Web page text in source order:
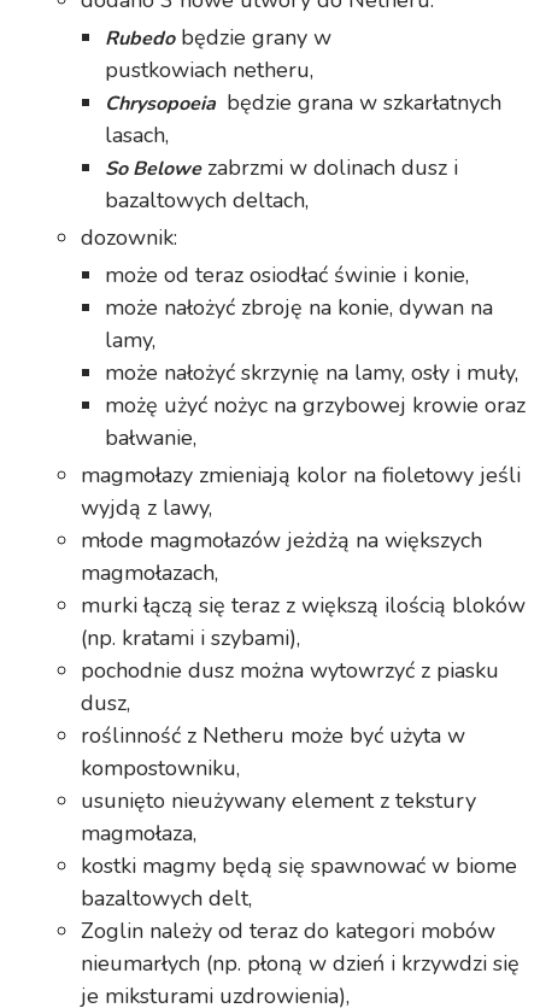
Rubedobędzie grany w
pustkowiach netheru,
Chrysopoeia będzie grana w szkarłatnych
lasach,
So Belowezabrzmi w dolinach dusz i
bazaltowych deltach,
dozownik:
może od teraz osiodłać świnie i konie,
może nałożyć zbroję na konie, dywan na
lamy,
może nałożyć skrzynię na lamy, osły i muły,
możę użyć nożyc na grzybowej krowie oraz
bałwanie,
magmołazy zmieniają kolor na fioletowy jeśli
wyjdą z lawy,
młode magmołazów jeżdżą na większych
magmołazach,
murki łączą się teraz z większą ilością bloków
(np. kratami i szybami),
pochodnie dusz można wytowrzyć z piasku
dusz,
roślinność z Netheru może być użyta w
kompostowniku,
usunięto nieużywany element z tekstury
magmołaza,
kostki magmy będą się spawnować w biome
bazaltowych delt,
Zoglin należy od teraz do kategori mobów
nieumarłych (np. płoną w dzień i krzywdzi się
je miksturami uzdrowienia),